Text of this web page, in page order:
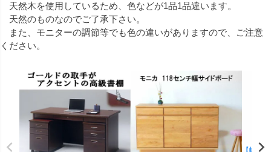
天然木を使用しているため、色などが1品1品違います。
天然のものなのでご了承下さい。
また、モニターの調節等でも色の違いがありますので、ご注意
ください。